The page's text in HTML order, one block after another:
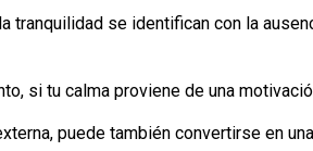
tranquilidad se identifican con la
si tu calma proviene de una
puede también convertirse en